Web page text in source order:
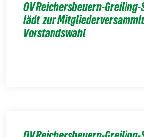
OV Reichersbeuern-
lädt zur
Vorstandswahl